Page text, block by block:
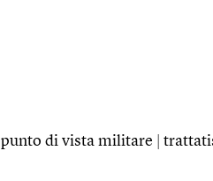
di vista militare